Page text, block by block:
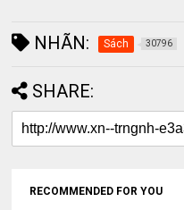
NHÃN: Sách 30796
SHARE:
RECOMMENDED FOR YOU